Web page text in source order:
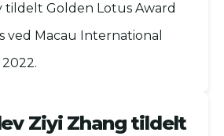
tildelt Golden Lotus Award
ved Macau International
2022.
Ziyi Zhang tildelt